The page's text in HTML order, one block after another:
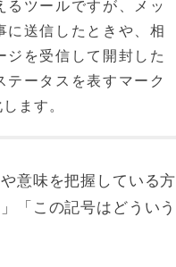
るツールですが、メッ
に送信したときや、相
ジを受信して開封した
テータスを表すマーク
ます。
意味を把握している方
「この記号はどういう